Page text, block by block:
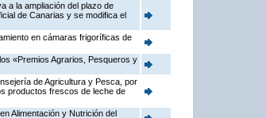
a la ampliación del plazo de
de Canarias y se modifica el
en cámaras frigoríficas de
«Premios Agrarios, Pesqueros y
de Agricultura y Pesca, por
productos frescos de leche de
Alimentación y Nutrición del